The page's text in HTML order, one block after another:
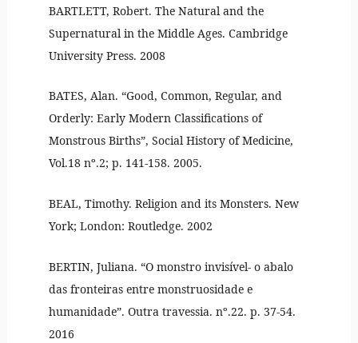
BARTLETT, Robert. The Natural and the
Supernatural in the Middle Ages. Cambridge
University Press. 2008
BATES, Alan. “Good, Common, Regular, and
Orderly: Early Modern Classifications of
Monstrous Births”, Social History of Medicine,
Vol.18 nº.2; p. 141-158. 2005.
BEAL, Timothy. Religion and its Monsters. New
York; London: Routledge. 2002
BERTIN, Juliana. “O monstro invisível- o abalo
das fronteiras entre monstruosidade e
humanidade”. Outra travessia. nº.22. p. 37-54.
2016